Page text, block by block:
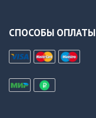
СПОСОБЫ ОПЛАТЫ